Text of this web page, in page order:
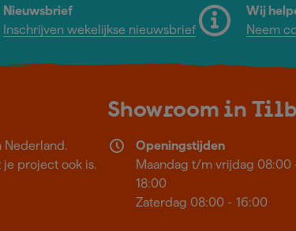
Nieuwsbrief
Inschrijven wekelijkse nieuwsbrief
Wij
Neem
Nederland.
project ook is.
Showroom in
Openingstijden
Maandag t/m vrijdag 08:00
18:00
Zaterdag 08:00 - 16:00